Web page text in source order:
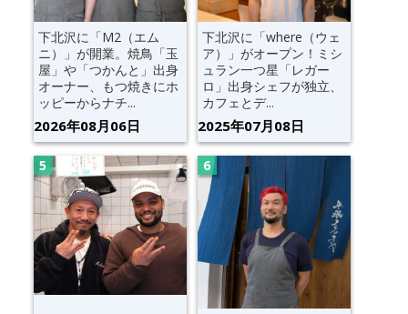
下北沢に「M2（エム
ニ）」が開業。焼鳥「玉
屋」や「つかんと」出身
オーナー、もつ焼きにホ
ッピーからナチ...
2026年08月06日
下北沢に「where（ウェ
ア）」がオープン！ミシ
ュラン一つ星「レガー
ロ」出身シェフが独立、
カフェとデ...
2025年07月08日